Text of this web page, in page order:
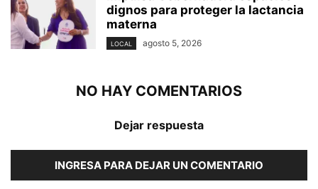
dignos para proteger la lactancia
materna
LOCAL agosto 5, 2026
NO HAY COMENTARIOS
Dejar respuesta
INGRESA PARA DEJAR UN COMENTARIO